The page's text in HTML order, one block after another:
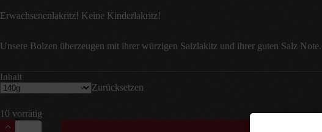
Erwachsenenlakritz! Keine Kinderlakritz!
Unsere Bolzen überzeugen mit ihrer würzigen Salzlakitz und ihrer guten Salz
Inhalt
Zurücksetzen
10 vorrätig
Lakritz-